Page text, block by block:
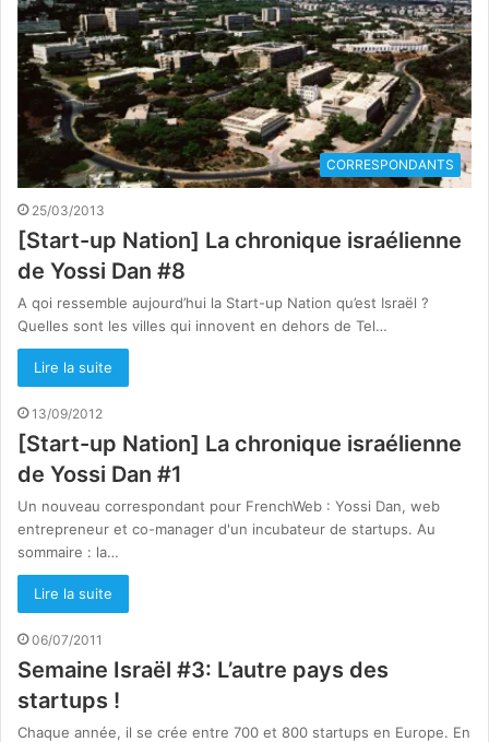
CORRESPONDANTS
25/03/2013
[Start-up Nation] La chronique israélienne
de Yossi Dan #8
A qoi ressemble aujourd’hui la Start-up Nation qu’est Israël ?
Quelles sont les villes qui innovent en dehors de Tel…
Lire la suite
13/09/2012
[Start-up Nation] La chronique israélienne
de Yossi Dan #1
Un nouveau correspondant pour FrenchWeb : Yossi Dan, web
entrepreneur et co-manager d'un incubateur de startups. Au
sommaire : la…
Lire la suite
06/07/2011
Semaine Israël #3: L’autre pays des
startups !
Chaque année, il se crée entre 700 et 800 startups en Europe. En